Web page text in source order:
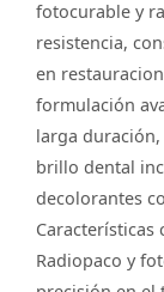
fotocurable y
resistencia,
en
formulación
larga
brillo dental
decolorantes
Características
Radiopaco y